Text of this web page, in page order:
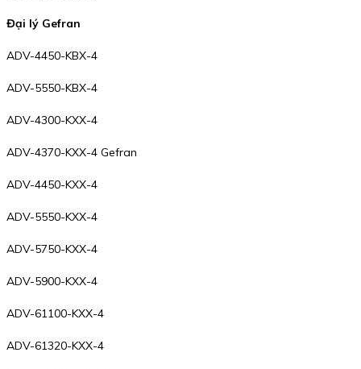
Đại lý Gefran
ADV-4450-KBX-4
ADV-5550-KBX-4
ADV-4300-KXX-4
ADV-4370-KXX-4 Gefran
ADV-4450-KXX-4
ADV-5550-KXX-4
ADV-5750-KXX-4
ADV-5900-KXX-4
ADV-61100-KXX-4
ADV-61320-KXX-4